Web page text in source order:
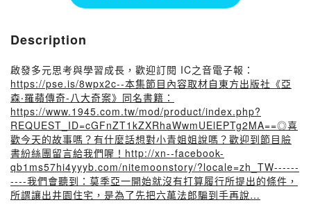
Description
啟發多元思考與學習成長，歡迎訂閱 IC之音電子報：
https://pse.is/8wpx2c--本集節目內容取材自東方出版社《亞
森‧羅蘋傳奇-八大奇案》同名書籍：
https://www.1945.com.tw/mod/product/index.php?
REQUEST_ID=cGFnZT1kZXRhaWwmUElEPTg2MA==◎喜
歡今天的故事嗎？有什麼話想對小青姐姐說嗎？歡迎到節目臉
書紛絲團留言給我們喔！http://xn--facebook-
qb1ms57hi4yyyb.com/nitemoonstory/?locale=zh_TW------
----我們會聽到：莫季亞一開始就沒有打算履行所提出的條件，
所謂讓出井園住宅，是為了先把六萬法郎騙到手再說…